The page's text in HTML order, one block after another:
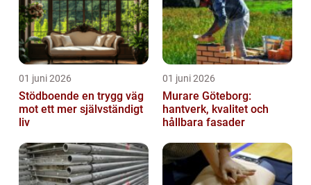
01 juni 2026
Stödboende en trygg väg
mot ett mer självständigt
liv
01 juni 2026
Murare Göteborg:
hantverk, kvalitet och
hållbara fasader